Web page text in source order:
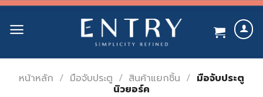
Skip
content
หน้าหลัก / มือจับประตู / สินค้าแยกชิ้น / มือจับประตู
นิวยอร์ค